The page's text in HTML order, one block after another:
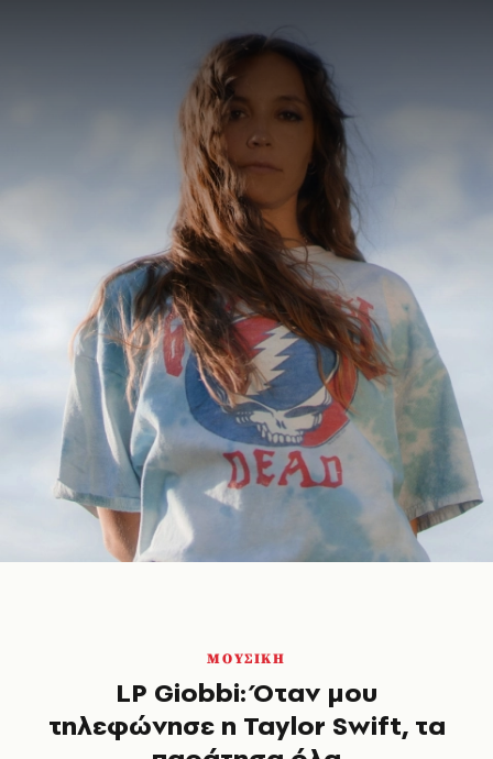
ΜΟΥΣΙΚΗ
LP Giobbi: Όταν μου
τηλεφώνησε η Taylor Swift, τα